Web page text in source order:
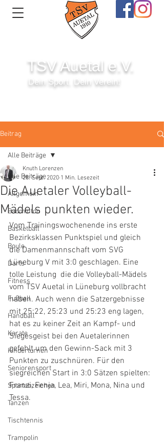
TSV Auetal e.V.
Dein Sport. Dein Verein!
Beitrag
Alle Beiträge
Allgemein
Badminton
Basketball
Boule
Darts
Fitness
Fußball
Handball
Karate
Kinderturnen
Seniorensport
Sportabzeichen
Tanzen
Tischtennis
Trampolin
Alle Beiträge
Die Auetaler Volleyball-
Mädels punkten wieder.
Knuth Lorenzen
28. Sept. 2020 1 Min. Lesezeit
Vom Trainingswochenende ins erste
Bezirksklassen Punktspiel und gleich
die Damenmannschaft vom SVG
Lüneburg V mit 3:0 geschlagen. Eine
tolle Leistung  die die Volleyball-Mädels
vom TSV Auetal in Lüneburg vollbracht
haben. Auch wenn die Satzergebnisse
mit 25:22, 25:23 und 25:23 eng lagen,
hat es zu keiner Zeit an Kampf- und
Siegesgeist bei den Auetalerinnen
gefehlt um den Gewinn-Sack mit 3
Punkten zu zuschnüren. Für den
siegreichen Start in 3:0 Sätzen spielten:
Franzi, Fenja, Lea, Miri, Mona, Nina und
Tessa.